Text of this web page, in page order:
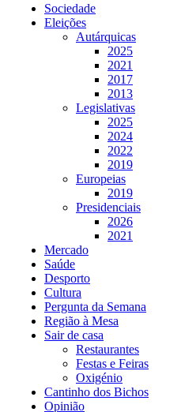
Sociedade
Eleições
Autárquicas
2025
2021
2017
2013
Legislativas
2025
2024
2022
2019
Europeias
2019
Presidenciais
2026
2021
Mercado
Saúde
Desporto
Cultura
Pergunta da Semana
Região à Mesa
Sair de casa
Restaurantes
Festas e Feiras
Oxigénio
Cantinho dos Bichos
Opinião